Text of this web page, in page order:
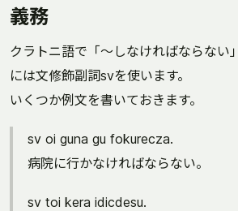
義務
クラトニ語で「〜しなければならない
には文修飾副詞svを使います。
いくつか例文を書いておきます。
sv oi guna gu fokurecza.
病院に行かなければならない。
sv toi kera idicdesu.